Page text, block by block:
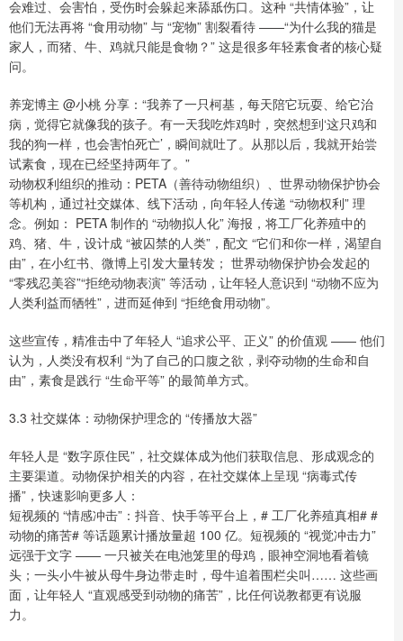
会难过、会害怕，受伤时会躲起来舔舐伤口。这种 “共情体验”，让
他们无法再将 “食用动物” 与 “宠物” 割裂看待 ——“为什么我的猫是
家人，而猪、牛、鸡就只能是食物？” 这是很多年轻素食者的核心疑
问。
养宠博主 @小桃 分享：“我养了一只柯基，每天陪它玩耍、给它治
病，觉得它就像我的孩子。有一天我吃炸鸡时，突然想到‘这只鸡和
我的狗一样，也会害怕死亡’，瞬间就吐了。从那以后，我就开始尝
试素食，现在已经坚持两年了。”
动物权利组织的推动：PETA（善待动物组织）、世界动物保护协会
等机构，通过社交媒体、线下活动，向年轻人传递 “动物权利” 理
念。例如： PETA 制作的 “动物拟人化” 海报，将工厂化养殖中的
鸡、猪、牛，设计成 “被囚禁的人类”，配文 “它们和你一样，渴望自
由”，在小红书、微博上引发大量转发； 世界动物保护协会发起的
“零残忍美容”“拒绝动物表演” 等活动，让年轻人意识到 “动物不应为
人类利益而牺牲”，进而延伸到 “拒绝食用动物”。
这些宣传，精准击中了年轻人 “追求公平、正义” 的价值观 —— 他们
认为，人类没有权利 “为了自己的口腹之欲，剥夺动物的生命和自
由”，素食是践行 “生命平等” 的最简单方式。
3.3 社交媒体：动物保护理念的 “传播放大器”
年轻人是 “数字原住民”，社交媒体成为他们获取信息、形成观念的
主要渠道。动物保护相关的内容，在社交媒体上呈现 “病毒式传
播”，快速影响更多人：
短视频的 “情感冲击”：抖音、快手等平台上，# 工厂化养殖真相# #
动物的痛苦# 等话题累计播放量超 100 亿。短视频的 “视觉冲击力”
远强于文字 —— 一只被关在电池笼里的母鸡，眼神空洞地看着镜
头；一头小牛被从母牛身边带走时，母牛追着围栏尖叫…… 这些画
面，让年轻人 “直观感受到动物的痛苦”，比任何说教都更有说服
力。